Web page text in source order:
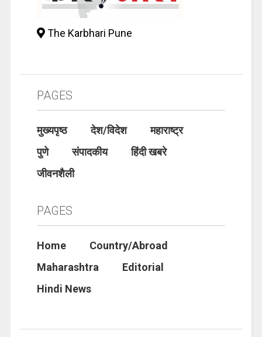
The Karbhari Pune
PAGES
मुख्यपृष्ठ देश/विदेश
महाराष्ट्र
पुणे
संपादकीय
हिंदी खबरे
जीवनशैली
PAGES
Home
Country/Abroad
Maharashtra
Editorial
Hindi News